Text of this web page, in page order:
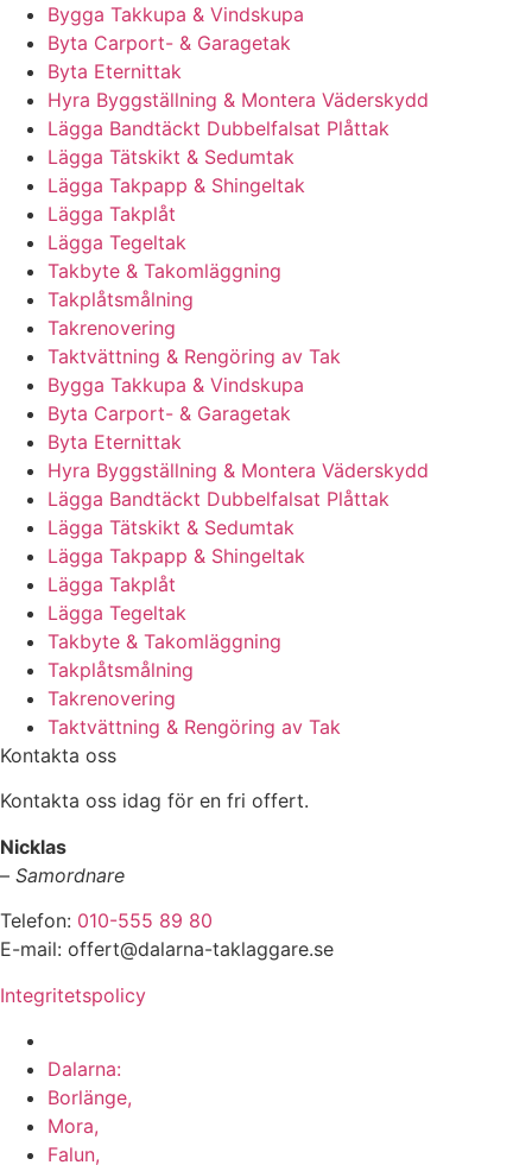
Bygga Takkupa & Vindskupa
Byta Carport- & Garagetak
Byta Eternittak
Hyra Byggställning & Montera Väderskydd
Lägga Bandtäckt Dubbelfalsat Plåttak
Lägga Tätskikt & Sedumtak
Lägga Takpapp & Shingeltak
Lägga Takplåt
Lägga Tegeltak
Takbyte & Takomläggning
Takplåtsmålning
Takrenovering
Taktvättning & Rengöring av Tak
Bygga Takkupa & Vindskupa
Byta Carport- & Garagetak
Byta Eternittak
Hyra Byggställning & Montera Väderskydd
Lägga Bandtäckt Dubbelfalsat Plåttak
Lägga Tätskikt & Sedumtak
Lägga Takpapp & Shingeltak
Lägga Takplåt
Lägga Tegeltak
Takbyte & Takomläggning
Takplåtsmålning
Takrenovering
Taktvättning & Rengöring av Tak
Kontakta oss
Kontakta oss idag för en fri offert.
Nicklas
– Samordnare
Telefon: 010-555 89 80
E-mail: offert@dalarna-taklaggare.se
Integritetspolicy
Dalarna:
Borlänge,
Mora,
Falun,